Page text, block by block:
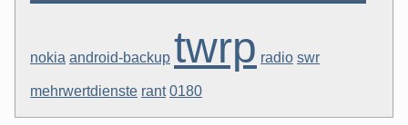
nokia android-backup twrp radio swr
mehrwertdienste rant 0180